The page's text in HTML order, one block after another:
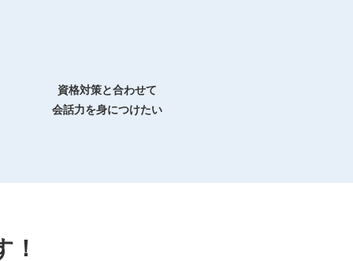
資格対策と合わせて
会話力を身につけたい
！